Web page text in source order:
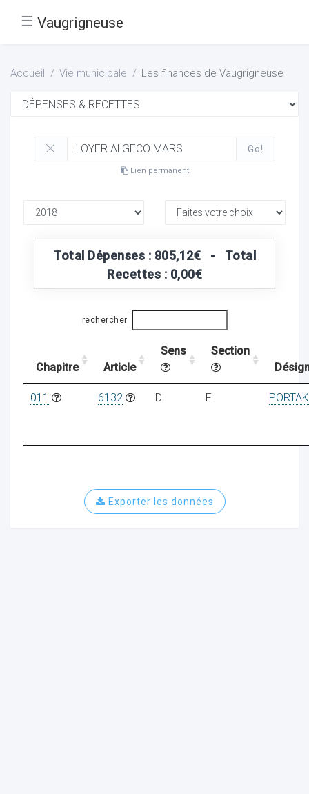
☰ Vaugrigneuse
Accueil Vie municipale Les finances de Vaugrigneuse
Go!
Lien permanent
Total Dépenses : 805,12€ - Total
Recettes : 0,00€
rechercher
Chapitre Article
Sens
Section
011 6132 D F
Exporter les données